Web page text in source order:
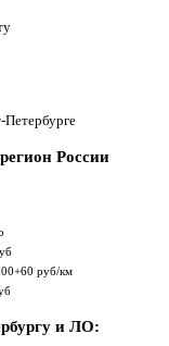
России
руб/км
и ЛО: